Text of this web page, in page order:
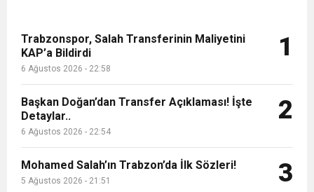
Bildirdi
20:05 Trabzonspor Muhammed Salah Transferini
Tamamladı
9:50 MGD’DEN ANITKABİR’E ANLAMLI ZİYARET
18:59
22:58 Trabzonspor, Salah Transferinin Maliyetini
Trabzonspor, Salah Transferinin Maliyetini
KAP’a Bildirdi
6 Ağustos 2026 - 22:58
1
Başkan Doğan’dan Transfer Açıklaması! İşte
Detaylar..
6 Ağustos 2026 - 22:54
2
Mohamed Salah’ın Trabzon’da İlk Sözleri!
5 Ağustos 2026 - 21:51 3